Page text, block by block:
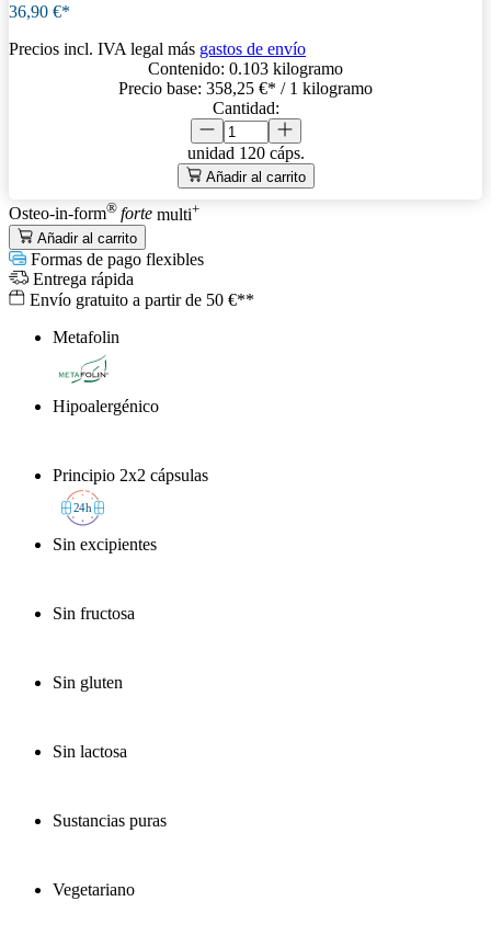
36,90 €*
Precios incl. IVA legal más gastos de envío
Contenido: 0.103 kilogramo
Precio base: 358,25 €* / 1 kilogramo
Cantidad:
unidad 120 cáps.
Añadir al carrito
Osteo-in-form® forte multi+
Añadir al carrito
Formas de pago flexibles
Entrega rápida
Envío gratuito a partir de 50 €**
Metafolin
®
Hipoalergénico
Principio 2x2 cápsulas
24h
Sin excipientes
Sin fructosa
Sin gluten
Sin lactosa
Sustancias puras
Vegetariano